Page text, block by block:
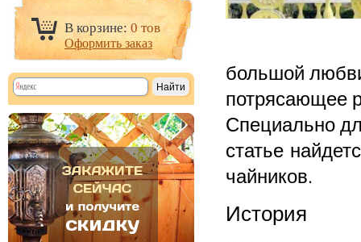
В корзине: 0 тов
Оформить заказ
большой
потрясающее
Специально
статье
чайников.
История